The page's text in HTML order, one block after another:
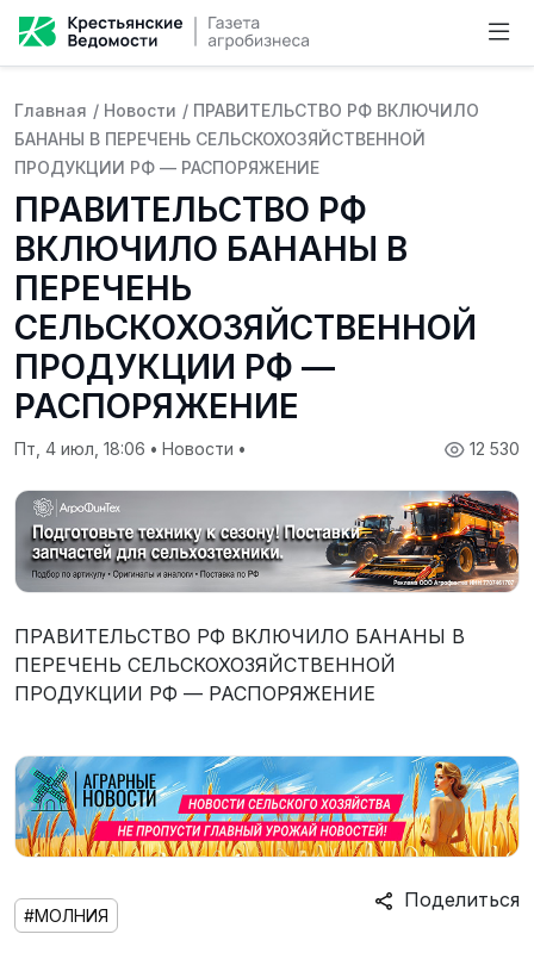
Главная / Новости / ПРАВИТЕЛЬСТВО РФ ВКЛЮЧИЛО
БАНАНЫ В ПЕРЕЧЕНЬ СЕЛЬСКОХОЗЯЙСТВЕННОЙ
ПРОДУКЦИИ РФ — РАСПОРЯЖЕНИЕ
ПРАВИТЕЛЬСТВО РФ
ВКЛЮЧИЛО БАНАНЫ В
ПЕРЕЧЕНЬ
СЕЛЬСКОХОЗЯЙСТВЕННОЙ
ПРОДУКЦИИ РФ —
РАСПОРЯЖЕНИЕ
12 530
Пт, 4 июл, 18:06 • Новости •
ПРАВИТЕЛЬСТВО РФ ВКЛЮЧИЛО БАНАНЫ В
ПЕРЕЧЕНЬ СЕЛЬСКОХОЗЯЙСТВЕННОЙ
ПРОДУКЦИИ РФ — РАСПОРЯЖЕНИЕ
Поделиться
#МОЛНИЯ